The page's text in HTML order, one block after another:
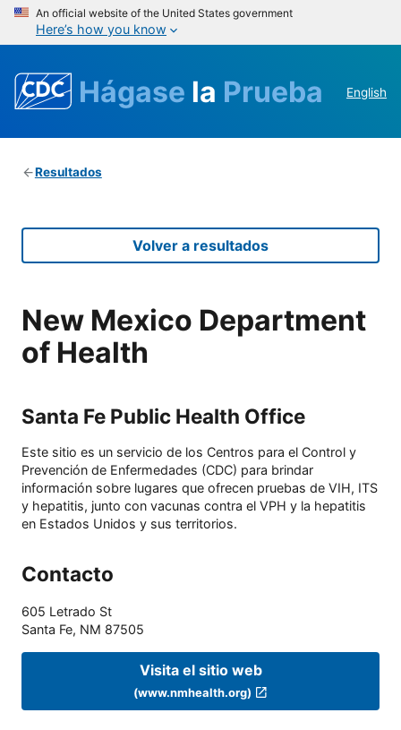
An official website of the United States government
Here’s how you know
Hágase la Prueba English
Resultados
Volver a resultados
New Mexico Department
of Health
Santa Fe Public Health Office
Este sitio es un servicio de los Centros para el Control y
Prevención de Enfermedades (CDC) para brindar
información sobre lugares que ofrecen pruebas de VIH, ITS
y hepatitis, junto con vacunas contra el VPH y la hepatitis
en Estados Unidos y sus territorios.
Contacto
605 Letrado St
Santa Fe, NM 87505
Visita el sitio web
(www.nmhealth.org)